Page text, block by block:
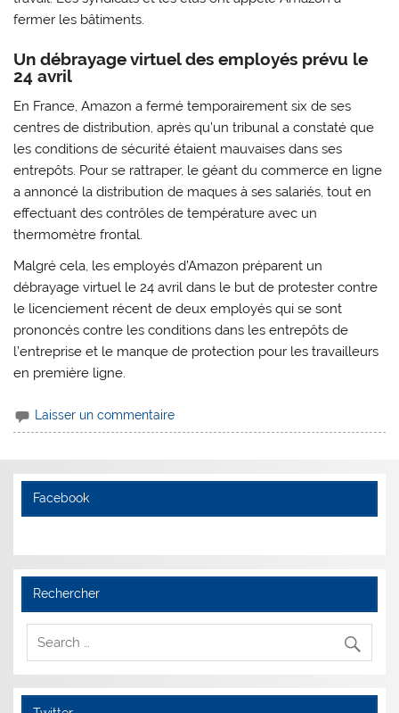
fermer les bâtiments.
Un débrayage virtuel des employés prévu le
24 avril
En France, Amazon a fermé temporairement six de ses
centres de distribution, après qu’un tribunal a constaté que
les conditions de sécurité étaient mauvaises dans ses
entrepôts. Pour se rattraper, le géant du commerce en ligne
a annoncé la distribution de maques à ses salariés, tout en
effectuant des contrôles de température avec un
thermomètre frontal.
Malgré cela, les employés d’Amazon préparent un
débrayage virtuel le 24 avril dans le but de protester contre
le licenciement récent de deux employés qui se sont
prononcés contre les conditions dans les entrepôts de
l’entreprise et le manque de protection pour les travailleurs
en première ligne.
Laisser un commentaire
Facebook
Rechercher